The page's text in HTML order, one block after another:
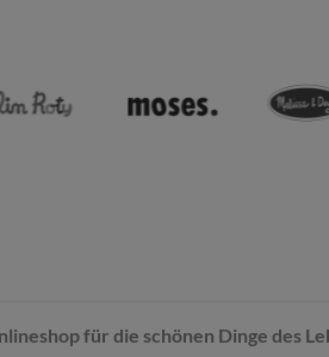
für die schönen Dinge des